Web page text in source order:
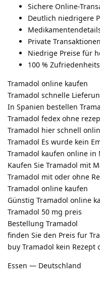
Sichere Online-
Deutlich niedrigere
Private
Niedrige Preise für
100 %
Tramadol online kaufen
Tramadol schnelle
In Spanien bestellen
Tramadol fedex ohne
Tramadol hier schnell
Tramadol Es wurde kein
Tramadol kaufen online in
Kaufen Sie Tramadol mit
Tramadol mit oder ohne
Tramadol online kaufen
Günstig Tramadol online
Tramadol 50 mg preis
Bestellung Tramadol
finden Sie den Preis fur
buy Tramadol kein Rezept
Essen — Deutschland